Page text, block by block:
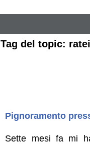
Tag del topic:
Pignoramento
Sette mesi fa mi